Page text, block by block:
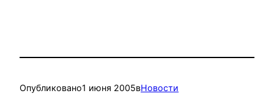
Опубликовано1 июня 2005вНовости